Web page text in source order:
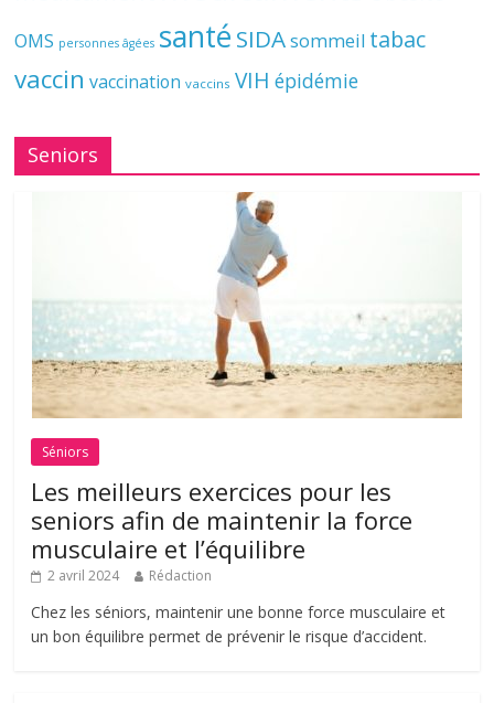
OMS personnes âgées santé SIDAsommeil tabac
vaccin vaccination vaccins VIH épidémie
Seniors
Séniors
Les meilleurs exercices pour les
seniors afin de maintenir la force
musculaire et l’équilibre
2 avril 2024 Rédaction
Chez les séniors, maintenir une bonne force musculaire et
un bon équilibre permet de prévenir le risque d’accident.